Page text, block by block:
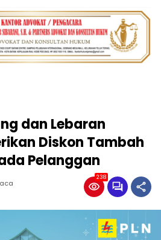
dan Lebaran
Diskon Tambah
Pelanggan
238